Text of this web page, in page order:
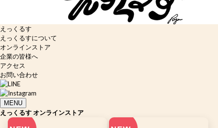
えっくるす
えっくるすについて
オンラインストア
企業の皆様へ
アクセス
お問い合わせ
MENU
えっくるす オンラインストア